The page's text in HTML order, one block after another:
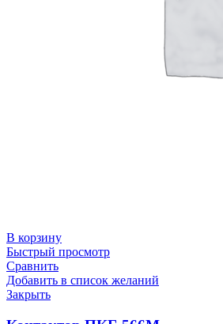
В корзину
Быстрый просмотр
Сравнить
Добавить в список желаний
Закрыть